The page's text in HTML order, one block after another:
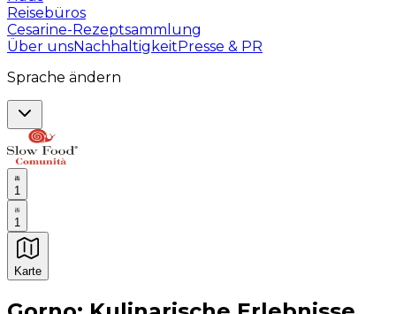
Reisebüros
Cesarine-Rezeptsammlung
Über unsNachhaltigkeitPresse & PR
Sprache ändern
1
1
Karte
Unvergessliche kulinarische Erlebnisse: